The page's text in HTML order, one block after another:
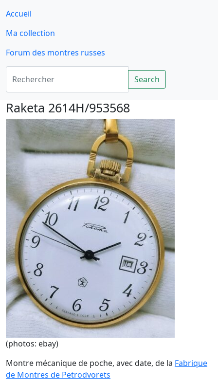
Accueil
Ma collection
Forum des montres russes
Rechercher
Search
Raketa 2614H/953568
(photos: ebay)
Montre mécanique de poche, avec date, de la Fabrique
de Montres de Petrodvorets